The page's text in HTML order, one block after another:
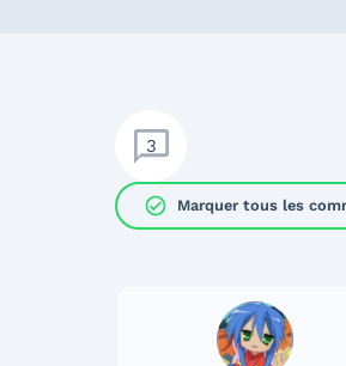
3
check_circle Marquer tous les